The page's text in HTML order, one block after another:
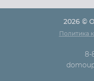
2026 ©
Политика
8-